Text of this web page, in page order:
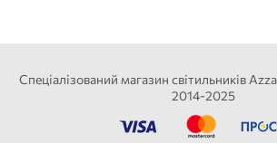
Спеціалізований магазин світильників
2014-2025